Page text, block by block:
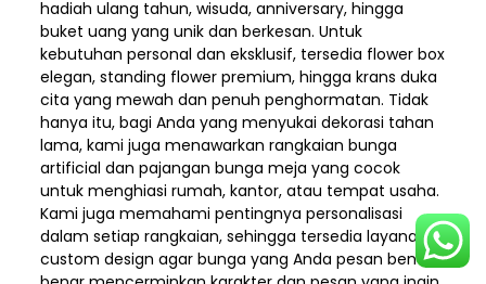
hadiah ulang tahun, wisuda, anniversary, hingga
buket uang yang unik dan berkesan. Untuk
kebutuhan personal dan eksklusif, tersedia flower box
elegan, standing flower premium, hingga krans duka
cita yang mewah dan penuh penghormatan. Tidak
hanya itu, bagi Anda yang menyukai dekorasi tahan
lama, kami juga menawarkan rangkaian bunga
artificial dan pajangan bunga meja yang cocok
untuk menghiasi rumah, kantor, atau tempat usaha.
Kami juga memahami pentingnya personalisasi
dalam setiap rangkaian, sehingga tersedia layanan
custom design agar bunga yang Anda pesan benar-